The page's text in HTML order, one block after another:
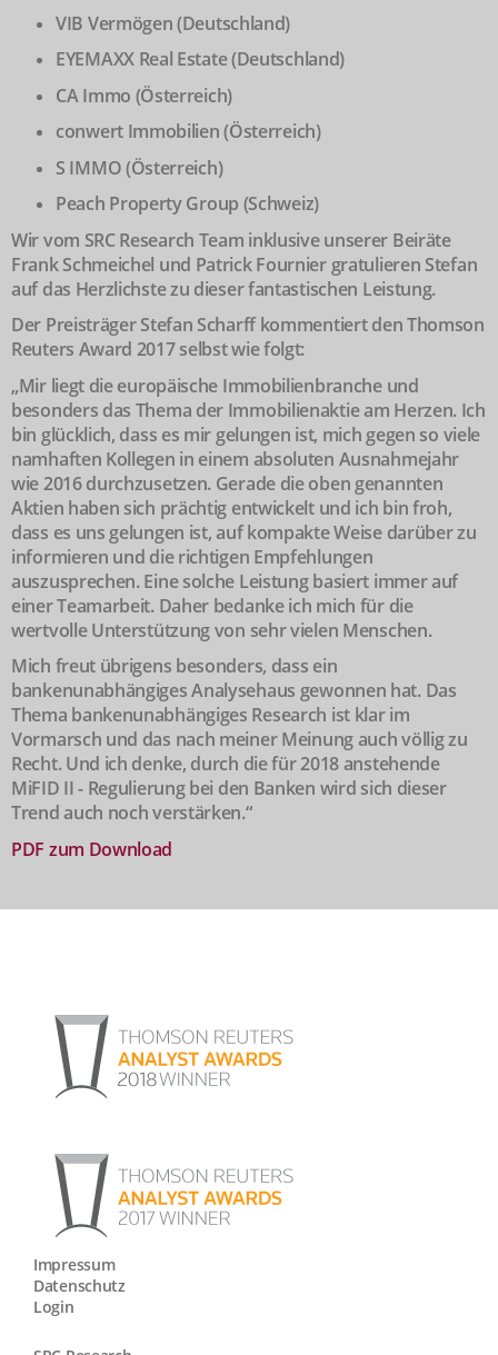
VIB Vermögen (Deutschland)
EYEMAXX Real Estate (Deutschland)
CA Immo (Österreich)
conwert Immobilien (Österreich)
S IMMO (Österreich)
Peach Property Group (Schweiz)
Wir vom SRC Research Team inklusive unserer Beiräte
Frank Schmeichel und Patrick Fournier gratulieren Stefan
auf das Herzlichste zu dieser fantastischen Leistung.
Der Preisträger Stefan Scharff kommentiert den Thomson
Reuters Award 2017 selbst wie folgt:
„Mir liegt die europäische Immobilienbranche und
besonders das Thema der Immobilienaktie am Herzen. Ich
bin glücklich, dass es mir gelungen ist, mich gegen so viele
namhaften Kollegen in einem absoluten Ausnahmejahr
wie 2016 durchzusetzen. Gerade die oben genannten
Aktien haben sich prächtig entwickelt und ich bin froh,
dass es uns gelungen ist, auf kompakte Weise darüber zu
informieren und die richtigen Empfehlungen
auszusprechen. Eine solche Leistung basiert immer auf
einer Teamarbeit. Daher bedanke ich mich für die
wertvolle Unterstützung von sehr vielen Menschen.
Mich freut übrigens besonders, dass ein
bankenunabhängiges Analysehaus gewonnen hat. Das
Thema bankenunabhängiges Research ist klar im
Vormarsch und das nach meiner Meinung auch völlig zu
Recht. Und ich denke, durch die für 2018 anstehende
MiFID II - Regulierung bei den Banken wird sich dieser
Trend auch noch verstärken.“
PDF zum Download
Impressum
Datenschutz
Login